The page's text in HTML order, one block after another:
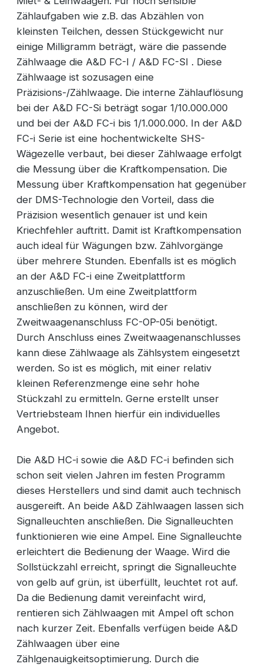
Zählaufgaben wie z.B. das Abzählen von
kleinsten Teilchen, dessen Stückgewicht nur
einige Milligramm beträgt, wäre die passende
Zählwaage die A&D FC-I / A&D FC-SI . Diese
Zählwaage ist sozusagen eine
Präzisions-/Zählwaage. Die interne Zählauflösung
bei der A&D FC-Si beträgt sogar 1/10.000.000
und bei der A&D FC-i bis 1/1.000.000. In der A&D
FC-i Serie ist eine hochentwickelte SHS-
Wägezelle verbaut, bei dieser Zählwaage erfolgt
die Messung über die Kraftkompensation. Die
Messung über Kraftkompensation hat gegenüber
der DMS-Technologie den Vorteil, dass die
Präzision wesentlich genauer ist und kein
Kriechfehler auftritt. Damit ist Kraftkompensation
auch ideal für Wägungen bzw. Zählvorgänge
über mehrere Stunden. Ebenfalls ist es möglich
an der A&D FC-i eine Zweitplattform
anzuschließen. Um eine Zweitplattform
anschließen zu können, wird der
Zweitwaagenanschluss FC-OP-05i benötigt.
Durch Anschluss eines Zweitwaagenanschlusses
kann diese Zählwaage als Zählsystem eingesetzt
werden. So ist es möglich, mit einer relativ
kleinen Referenzmenge eine sehr hohe
Stückzahl zu ermitteln. Gerne erstellt unser
Vertriebsteam Ihnen hierfür ein individuelles
Angebot.
Die A&D HC-i sowie die A&D FC-i befinden sich
schon seit vielen Jahren im festen Programm
dieses Herstellers und sind damit auch technisch
ausgereift. An beide A&D Zählwaagen lassen sich
Signalleuchten anschließen. Die Signalleuchten
funktionieren wie eine Ampel. Eine Signalleuchte
erleichtert die Bedienung der Waage. Wird die
Sollstückzahl erreicht, springt die Signalleuchte
von gelb auf grün, ist überfüllt, leuchtet rot auf.
Da die Bedienung damit vereinfacht wird,
rentieren sich Zählwaagen mit Ampel oft schon
nach kurzer Zeit. Ebenfalls verfügen beide A&D
Zählwaagen über eine
Zählgenauigkeitsoptimierung. Durch die